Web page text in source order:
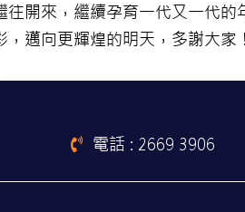
開來，繼續孕育一代又一代
邁向更輝煌的明天，多謝大家！
電話 : 2669 3906